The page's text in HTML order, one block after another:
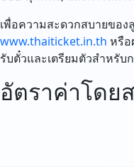
เพื่อความสะดวกสบายขอ
www.thaiticket.in.th หรือ
รับตั๋วและเตรียมตัวสำหรั
อัตราค่าโดย